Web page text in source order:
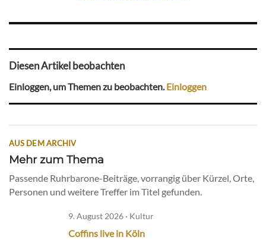
Diesen Artikel beobachten
Einloggen, um Themen zu beobachten.Einloggen
AUS DEM ARCHIV
Mehr zum Thema
Passende Ruhrbarone-Beiträge, vorrangig über Kürzel, Orte,
Personen und weitere Treffer im Titel gefunden.
9. August 2026 · Kultur
Coffins live in Köln